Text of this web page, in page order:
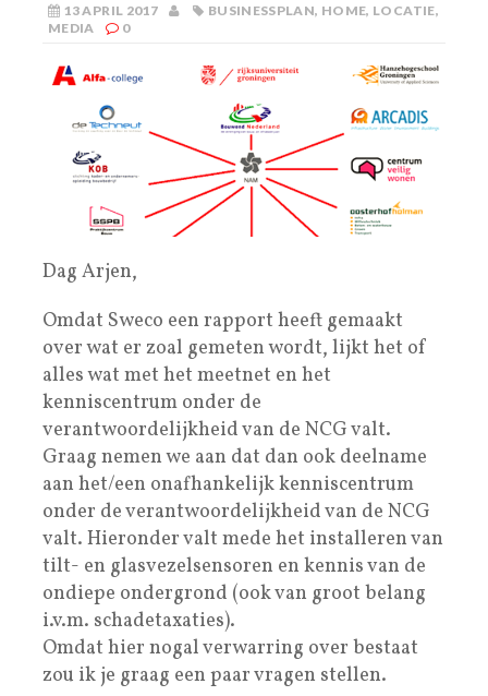
13 APRIL 2017 BUSINESSPLAN, HOME, LOCATIE,
MEDIA
0
Dag Arjen,
Omdat Sweco een rapport heeft gemaakt
over wat er zoal gemeten wordt, lijkt het of
alles wat met het meetnet en het
kenniscentrum onder de
verantwoordelijkheid van de NCG valt.
Graag nemen we aan dat dan ook deelname
aan het/een onafhankelijk kenniscentrum
onder de verantwoordelijkheid van de NCG
valt. Hieronder valt mede het installeren van
tilt- en glasvezelsensoren en kennis van de
ondiepe ondergrond (ook van groot belang
i.v.m. schadetaxaties).
Omdat hier nogal verwarring over bestaat
zou ik je graag een paar vragen stellen.